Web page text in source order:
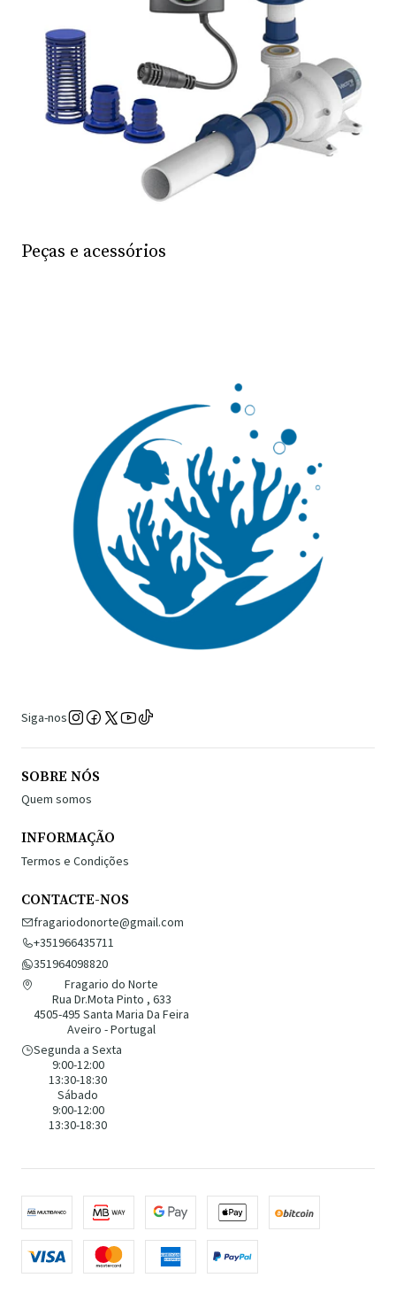
Peças e acessórios
Siga-nos
SOBRE NÓS
Quem somos
INFORMAÇÃO
Termos e Condições
CONTACTE-NOS
fragariodonorte@gmail.com
+351966435711
351964098820
Fragario do Norte
Rua Dr.Mota Pinto , 633
4505-495 Santa Maria Da Feira
Aveiro - Portugal
Segunda a Sexta
9:00-12:00
13:30-18:30
Sábado
9:00-12:00
13:30-18:30